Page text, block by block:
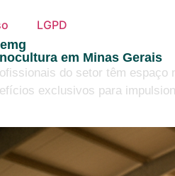
LGPD
em Minas Gerais
do setor têm
exclusivos para